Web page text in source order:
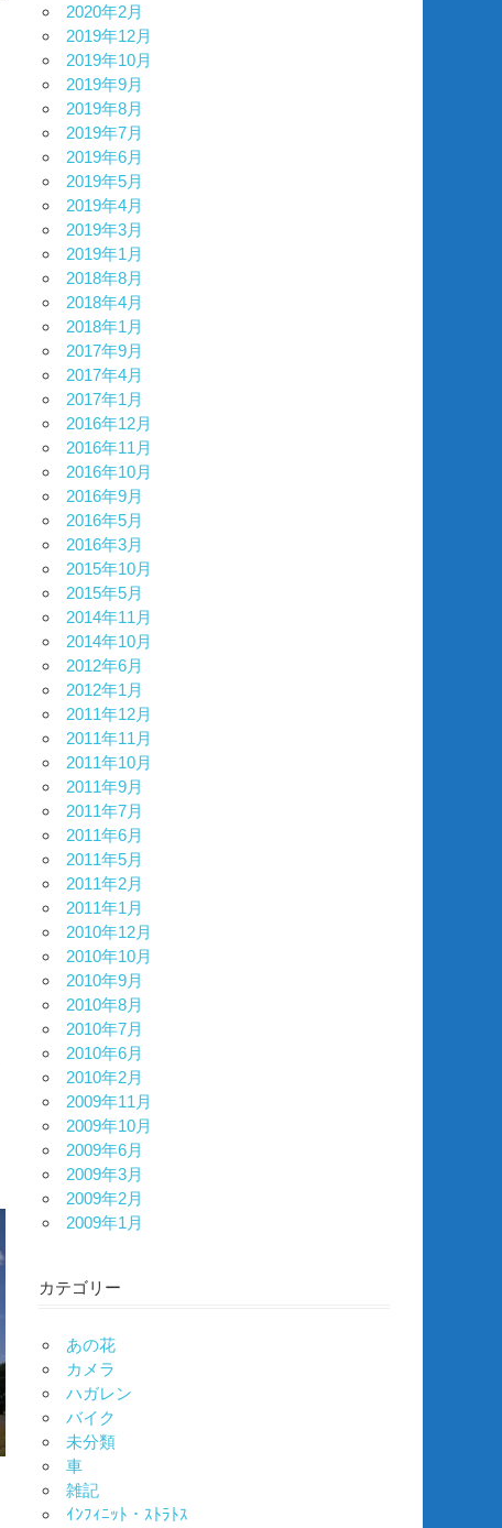
2020年2月
2019年12月
2019年10月
2019年9月
2019年8月
2019年7月
2019年6月
2019年5月
2019年4月
2019年3月
2019年1月
2018年8月
2018年4月
2018年1月
2017年9月
2017年4月
2017年1月
2016年12月
2016年11月
2016年10月
2016年9月
2016年5月
2016年3月
2015年10月
2015年5月
2014年11月
2014年10月
2012年6月
2012年1月
2011年12月
2011年11月
2011年10月
2011年9月
2011年7月
2011年6月
2011年5月
2011年2月
2011年1月
2010年12月
2010年10月
2010年9月
2010年8月
2010年7月
2010年6月
2010年2月
2009年11月
2009年10月
2009年6月
2009年3月
2009年2月
2009年1月
カテゴリー
あの花
カメラ
ハガレン
バイク
未分類
車
雑記
ｲﾝﾌｨﾆｯﾄ・ｽﾄﾗﾄｽ